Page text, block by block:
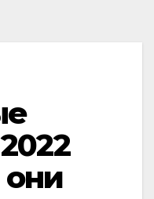
они